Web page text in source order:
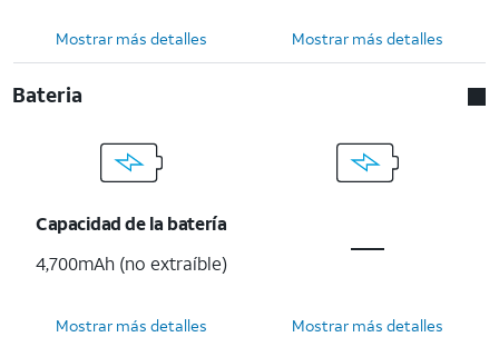
Mostrar más detalles Mostrar más detalles
Bateria
Capacidad de la batería
4,700mAh (no extraíble)
Mostrar más detalles Mostrar más detalles